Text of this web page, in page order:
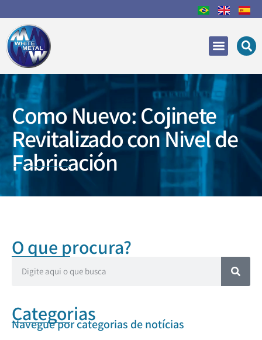
Como Nuevo: Cojinete
Revitalizado con Nivel de
Fabricación
O que procura?
Categorias
Navegue por categorias de notícias